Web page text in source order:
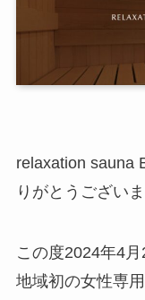
relaxation sauna
りがとうございま
この度2024年4月
地域初の女性専